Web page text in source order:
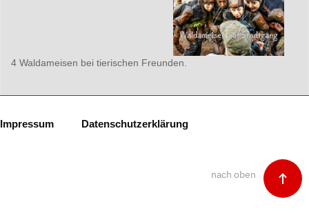
4 Waldameisen bei tierischen Freunden.
Impressum Datenschutzerklärung
nach oben